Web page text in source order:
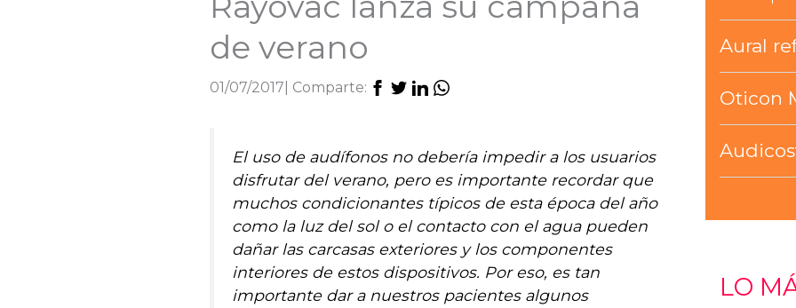
de verano
01/07/2017 | Comparte:
El uso de audífonos no debería impedir a los usuarios
disfrutar del verano, pero es importante recordar que
muchos condicionantes típicos de esta época del año
como la luz del sol o el contacto con el agua pueden
dañar las carcasas exteriores y los componentes
interiores de estos dispositivos. Por eso, es tan
importante dar a nuestros pacientes algunos
Aural
Oticon
LO